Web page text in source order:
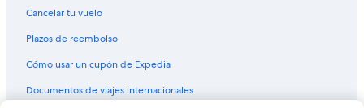
Vuelos de Miami (MIA) a Calgary (YYC)
Vuelos de Mérida (MID) a Calgary (YYC)
Vuelos de Monterrey (MTY) a Calgary (YYC)
Vuelos de Mazatlán (MZT) a Calgary (YYC)
Cancelar tu vuelo
Plazos de reembolso
Cómo usar un cupón de Expedia
Documentos de viajes internacionales